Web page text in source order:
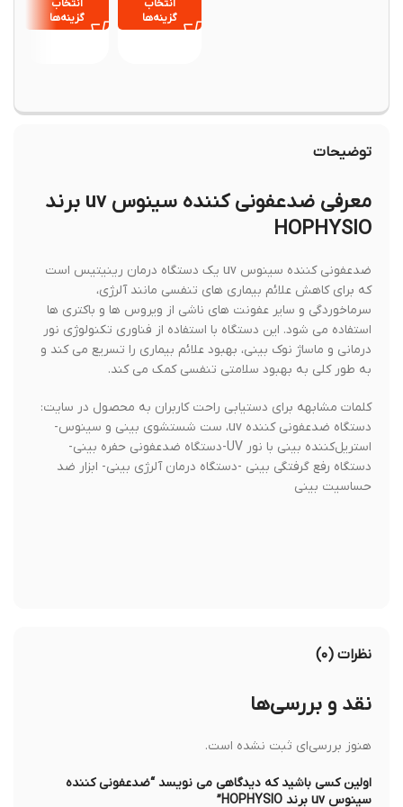
انتخاب
گزینه‌ها
انتخاب
گزینه‌ها
توضیحات
معرفی ضدعفونی کننده سینوس uv برند
HOPHYSIO
ضدعفونی کننده سینوس uv یک دستگاه درمان رینیتیس است
که برای کاهش علائم بیماری های تنفسی مانند آلرژی،
سرماخوردگی و سایر عفونت های ناشی از ویروس ها و باکتری ها
استفاده می شود. این دستگاه با استفاده از فناوری تکنولوژی نور
درمانی و ماساژ نوک بینی، بهبود علائم بیماری را تسریع می کند و
به طور کلی به بهبود سلامتی تنفسی کمک می کند.
کلمات مشابهه برای دستیابی راحت کاربران به محصول در سایت:
دستگاه ضدعفونی کننده uv، ست شستشوی بینی و سینوس-
استریل‌کننده بینی با نور UV-دستگاه ضدعفونی حفره بینی-
دستگاه رفع گرفتگی بینی -دستگاه درمان آلرژی بینی- ابزار ضد
حساسیت بینی
نظرات (۰)
نقد و بررسی‌ها
هنوز بررسی‌ای ثبت نشده است.
اولین کسی باشید که دیدگاهی می نویسد “ضدعفونی کننده
سینوس uv برند HOPHYSIO”